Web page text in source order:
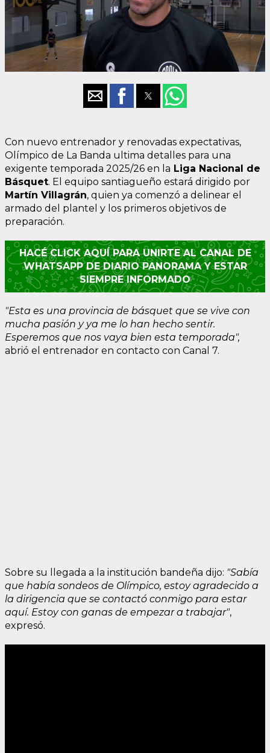
Con nuevo entrenador y renovadas expectativas,
Olímpico de La Banda ultima detalles para una
exigente temporada 2025/26 en la Liga Nacional de
Básquet. El equipo santiagueño estará dirigido por
Martín Villagrán, quien ya comenzó a delinear el
armado del plantel y los primeros objetivos de
preparación.
HACÉ CLICK AQUÍ PARA UNIRTE AL CANAL DE
WHATSAPP DE DIARIO PANORAMA Y ESTAR
SIEMPRE INFORMADO
"Esta es una provincia de básquet que se vive con
mucha pasión y ya me lo han hecho sentir.
Esperemos que nos vaya bien esta temporada",
abrió el entrenador en contacto con Canal 7.
Sobre su llegada a la institución bandeña dijo: "Sabía
que había sondeos de Olímpico, estoy agradecido a
la dirigencia que se contactó conmigo para estar
aquí. Estoy con ganas de empezar a trabajar",
expresó.